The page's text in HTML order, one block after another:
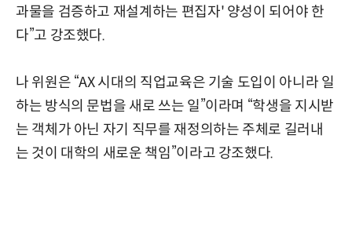
과물을 검증하고 재설계하는 편집자' 양성이 되어야 한
다”고 강조했다.
나 위원은 “AX 시대의 직업교육은 기술 도입이 아니라 일
하는 방식의 문법을 새로 쓰는 일”이라며 “학생을 지시받
는 객체가 아닌 자기 직무를 재정의하는 주체로 길러내
는 것이 대학의 새로운 책임”이라고 강조했다.